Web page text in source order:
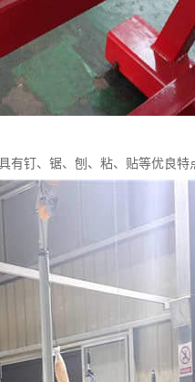
有钉、锯、刨、粘、贴等优良特